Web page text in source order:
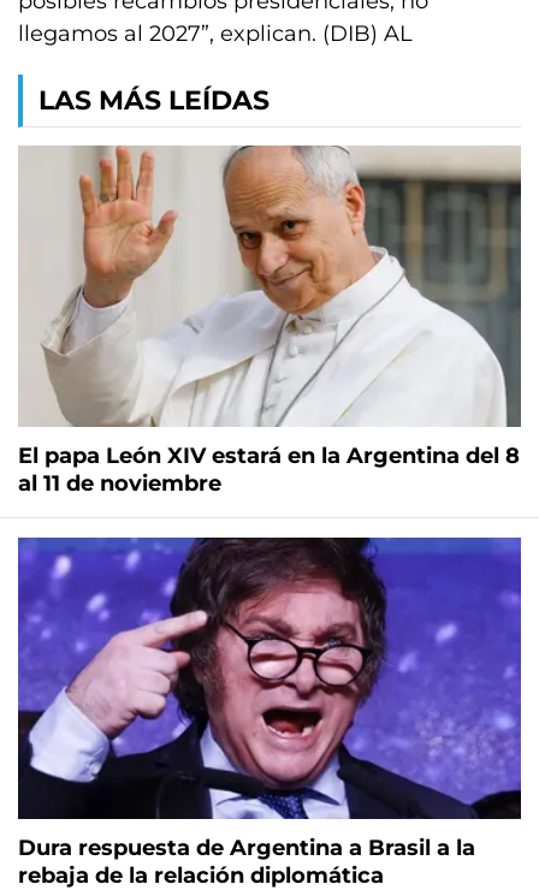
llegamos al 2027”, explican. (DIB) AL
LAS MÁS LEÍDAS
El papa León XIV estará en la Argentina del 8
al 11 de noviembre
Dura respuesta de Argentina a Brasil a la
rebaja de la relación diplomática